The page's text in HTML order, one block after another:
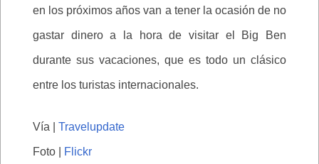
en los próximos años van a tener la ocasión de no
gastar dinero a la hora de visitar el Big Ben
durante sus vacaciones, que es todo un clásico
entre los turistas internacionales.
Vía | Travelupdate
Foto | Flickr